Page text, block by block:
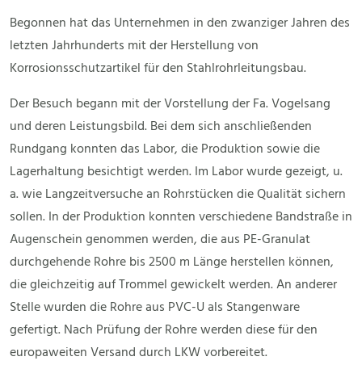
Begonnen hat das Unternehmen in den zwanziger Jahren des
letzten Jahrhunderts mit der Herstellung von
Korrosionsschutzartikel für den Stahlrohrleitungsbau.
Der Besuch begann mit der Vorstellung der Fa. Vogelsang
und deren Leistungsbild. Bei dem sich anschließenden
Rundgang konnten das Labor, die Produktion sowie die
Lagerhaltung besichtigt werden. Im Labor wurde gezeigt, u.
a. wie Langzeitversuche an Rohrstücken die Qualität sichern
sollen. In der Produktion konnten verschiedene Bandstraße in
Augenschein genommen werden, die aus PE-Granulat
durchgehende Rohre bis 2500 m Länge herstellen können,
die gleichzeitig auf Trommel gewickelt werden. An anderer
Stelle wurden die Rohre aus PVC-U als Stangenware
gefertigt. Nach Prüfung der Rohre werden diese für den
europaweiten Versand durch LKW vorbereitet.